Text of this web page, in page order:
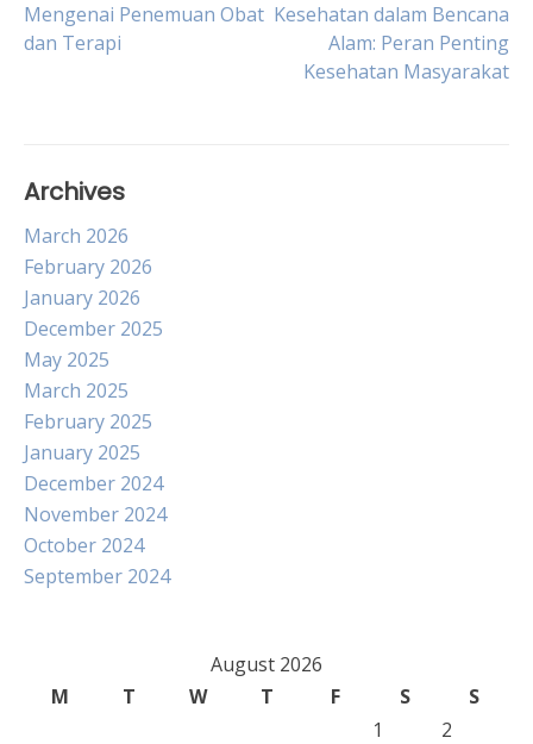
navigation
Mengenai Penemuan Obat
dan Terapi
Kesehatan dalam Bencana
Alam: Peran Penting
Kesehatan Masyarakat
Archives
March 2026
February 2026
January 2026
December 2025
May 2025
March 2025
February 2025
January 2025
December 2024
November 2024
October 2024
September 2024
August 2026
M
T W T F S
S
1
2